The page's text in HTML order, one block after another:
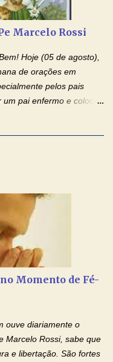
Bondade Divina e as
favor espiritual, que
pedido urgente (Fazer
coração bondoso as
oração (Fazer o ...
Marcelo Rossi
Hoje (05 de agosto),
de orações em
pelos pais
pai enfermo e colocou
e Fé Mensagem
focadas nos pais
PAIS ENFERMOS!
orar pelos nossos
mais idosos, pais que
filhos, pais que já são
enfim, vamos orar
Momento de Fé-
ouve diariamente o
Marcelo Rossi, sabe que
e libertação. São fortes